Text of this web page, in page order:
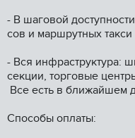
- В шаговой
сов и маршрутных такси
- Вся инфраструктура:
секции, торговые
Все есть в ближайшем
Способы оплаты: